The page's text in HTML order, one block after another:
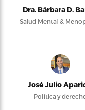
Dra. Bárbara D.
Salud Mental &
José Julio
Política y